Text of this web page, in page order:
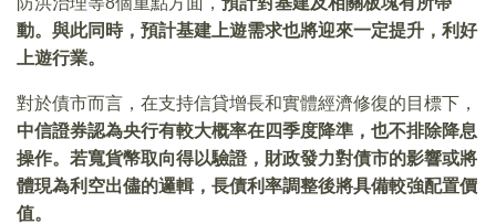
動。與此同時，預計基建上遊需求也將迎來一定提升，利好
上遊行業。
對於債市而言，在支持信貸增長和實體經濟修復的目標下，
中信證券認為央行有較大概率在四季度降準，也不排除降息
操作。若寬貨幣取向得以驗證，財政發力對債市的影響或將
體現為利空出儘的邏輯，長債利率調整後將具備較強配置價
值。